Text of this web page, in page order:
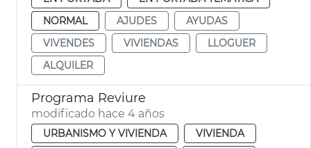
NORMAL
AJUDES
AYUDAS
VIVENDES
VIVIENDAS
LLOGUER
ALQUILER
Programa Reviure
modificado hace 4 años
URBANISMO Y VIVIENDA
VIVIENDA